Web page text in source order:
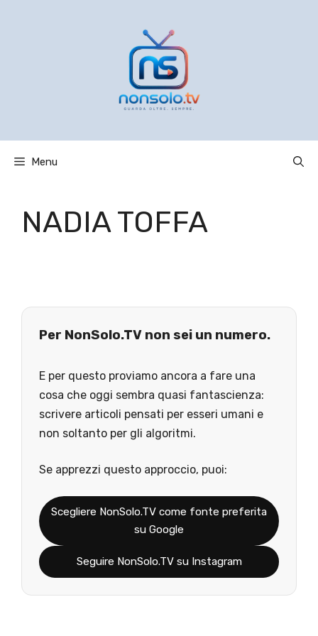
Menu
NADIA TOFFA
Per NonSolo.TV non sei un numero.
E per questo proviamo ancora a fare una
cosa che oggi sembra quasi fantascienza:
scrivere articoli pensati per esseri umani e
non soltanto per gli algoritmi.
Se apprezzi questo approccio, puoi:
Scegliere NonSolo.TV come fonte preferita
su Google
Seguire NonSolo.TV su Instagram